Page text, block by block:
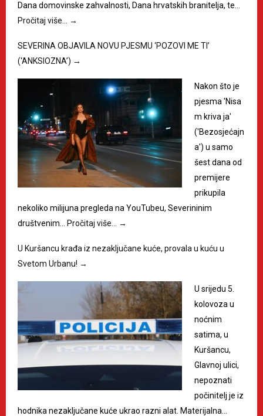
Dana domovinske zahvalnosti, Dana hrvatskih branitelja, te…
Pročitaj više…
→
SEVERINA OBJAVILA NOVU PJESMU ‘POZOVI ME TI’
(‘ANKSIOZNA’) →
Nakon što je
pjesma 'Nisa
m kriva ja'
('Bezosjećajn
a') u samo
šest dana od
premijere
prikupila
nekoliko milijuna pregleda na YouTubeu, Severininim
društvenim…
Pročitaj više… →
U Kuršancu krađa iz nezaključane kuće, provala u kuću u
Svetom Urbanu! →
U srijedu 5.
kolovoza u
noćnim
satima, u
Kuršancu,
Glavnoj ulici,
nepoznati
počinitelj je iz
hodnika nezaključane kuće ukrao razni alat. Materijalna…